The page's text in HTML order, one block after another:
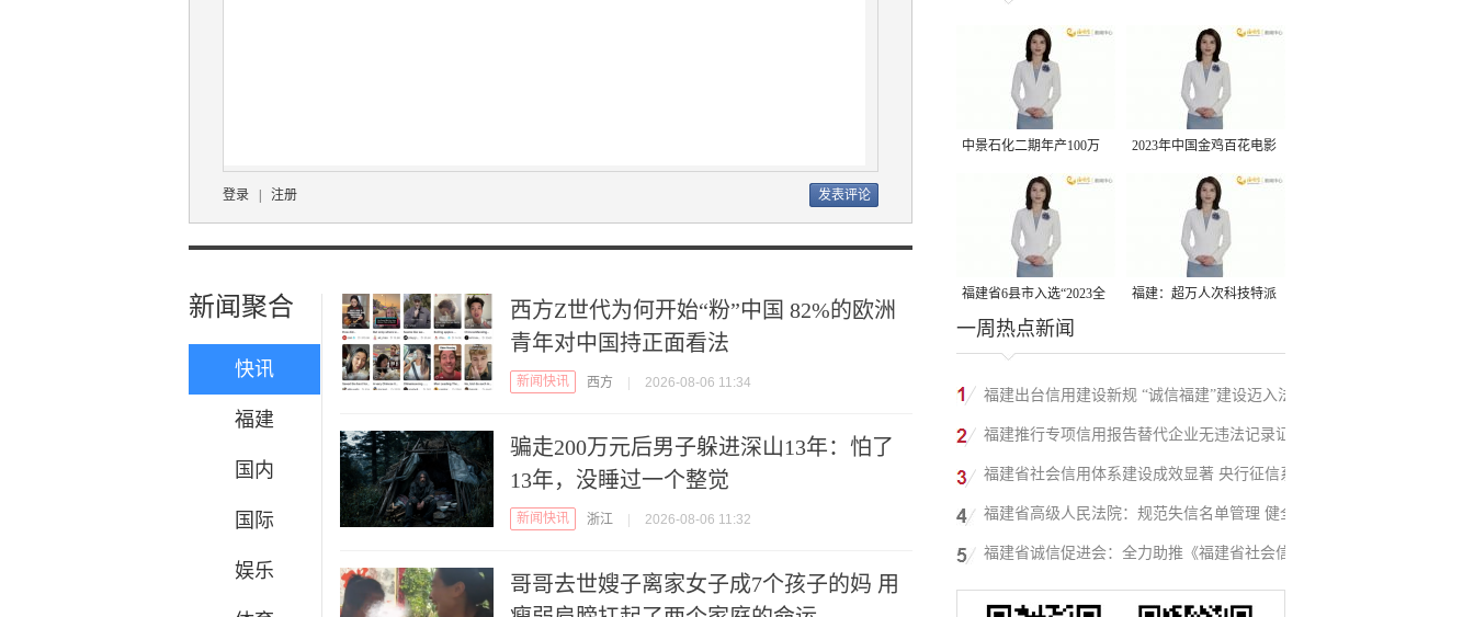
登录 注册
新闻聚合
快讯
福建
国内
国际
娱乐
西方Z世代为何开始“粉”中国 82%的欧洲
青年对中国持正面看法
新闻快讯 西方 2026-08-06 11:34
骗走200万元后男子躲进深山13年：怕了
13年，没睡过一个整觉
新闻快讯 浙江 2026-08-06 11:32
哥哥去世嫂子离家女子成7个孩子的妈 用
中景石化二期年产100万
吨丙烷脱氢项目建成中交
2023年中国金鸡百花电影
节有福电影巡展31日启动
福建省6县市入选“2023全
国县域发展潜力百强县”
福建：超万人次科技特派
一周热点新闻
福建出台信用建设新规 “诚信福建”建设迈入法
治化新阶段
福建推行专项信用报告替代企业无违法记录证
明改革成效显著
福建省社会信用体系建设成效显著 央行征信系
统赋能实体经济
福建省高级人民法院：规范失信名单管理 健全
信用修复机制
福建省诚信促进会：全力助推《福建省社会信
用条例》落地见效